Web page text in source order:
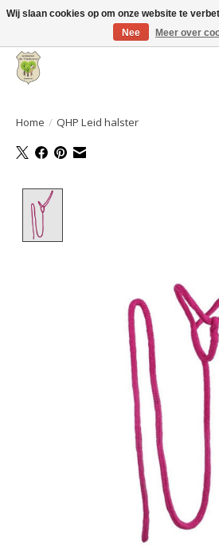
Grote keuze aan producten en snelle
Home / QHP Leid halster
Wij slaan cookies op om onze website te
Nee
Meer over